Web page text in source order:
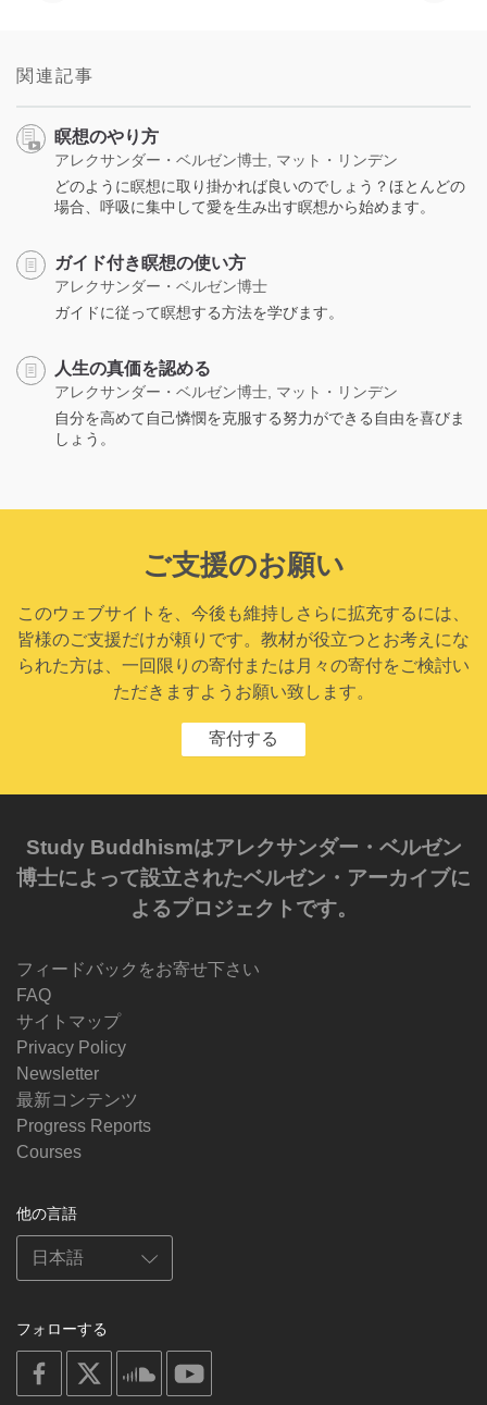
関連記事
瞑想のやり方
アレクサンダー・ベルゼン博士, マット・リンデン
どのように瞑想に取り掛かれば良いのでしょう？ほとんどの
場合、呼吸に集中して愛を生み出す瞑想から始めます。
ガイド付き瞑想の使い方
アレクサンダー・ベルゼン博士
ガイドに従って瞑想する方法を学びます。
人生の真価を認める
アレクサンダー・ベルゼン博士, マット・リンデン
自分を高めて自己憐憫を克服する努力ができる自由を喜びま
しょう。
ご支援のお願い
このウェブサイトを、今後も維持しさらに拡充するには、
皆様のご支援だけが頼りです。教材が役立つとお考えにな
られた方は、一回限りの寄付または月々の寄付をご検討い
ただきますようお願い致します。
寄付する
Study Buddhismはアレクサンダー・ベルゼン
博士によって設立されたベルゼン・アーカイブに
よるプロジェクトです。
フィードバックをお寄せ下さい
FAQ
サイトマップ
Privacy Policy
Newsletter
最新コンテンツ
Progress Reports
Courses
他の言語
フォローする
on
facebook
on
on
soundcloud